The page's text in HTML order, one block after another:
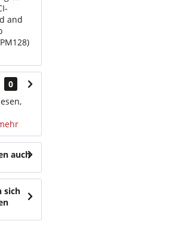
and
0
auch
sich